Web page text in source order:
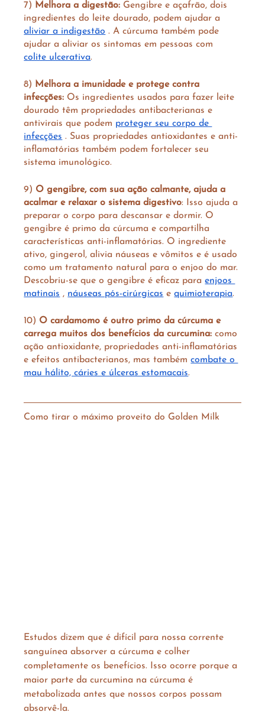
7) Melhora a digestão: Gengibre e açafrão, dois
ingredientes do leite dourado, podem ajudar a
aliviar a indigestão . A cúrcuma também pode
ajudar a aliviar os sintomas em pessoas com
colite ulcerativa.
8) Melhora a imunidade e protege contra
infecções: Os ingredientes usados ​​para fazer leite
dourado têm propriedades antibacterianas e
antivirais que podem proteger seu corpo de
infecções . Suas propriedades antioxidantes e anti-
inflamatórias também podem fortalecer seu
sistema imunológico.
9) O gengibre, com sua ação calmante, ajuda a
acalmar e relaxar o sistema digestivo: Isso ajuda a
preparar o corpo para descansar e dormir. O
gengibre é primo da cúrcuma e compartilha
características anti-inflamatórias. O ingrediente
ativo, gingerol, alivia náuseas e vômitos e é usado
como um tratamento natural para o enjoo do mar.
Descobriu-se que o gengibre é eficaz para enjoos
matinais , náuseas pós-cirúrgicas e quimioterapia.
10) O cardamomo é outro primo da cúrcuma e
carrega muitos dos benefícios da curcumina: como
ação antioxidante, propriedades anti-inflamatórias
e efeitos antibacterianos, mas também combate o
mau hálito, cáries e úlceras estomacais.
Como tirar o máximo proveito do Golden Milk
Estudos dizem que é difícil para nossa corrente
sanguínea absorver a cúrcuma e colher
completamente os benefícios. Isso ocorre porque a
maior parte da curcumina na cúrcuma é
metabolizada antes que nossos corpos possam
absorvê-la.